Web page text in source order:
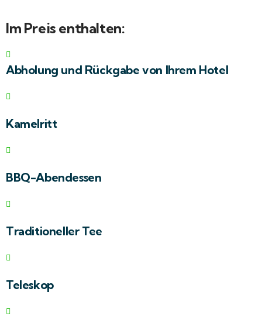
Im Preis enthalten:
Abholung und Rückgabe von Ihrem Hotel
Kamelritt
BBQ-Abendessen
Traditioneller Tee
Teleskop